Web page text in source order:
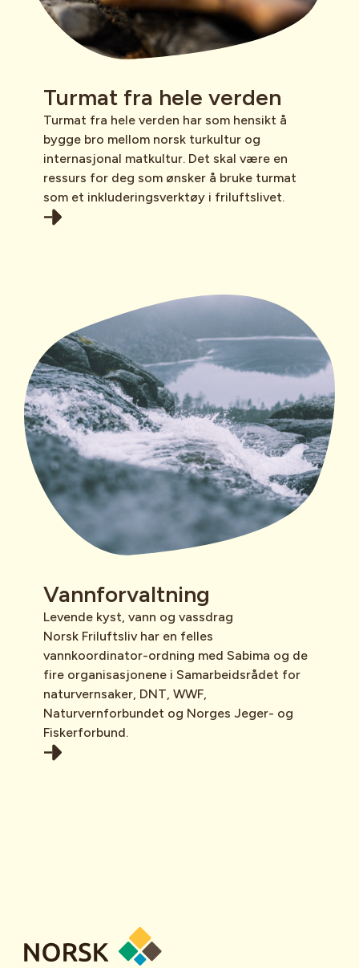
Turmat fra hele verden
Turmat fra hele verden har som hensikt å
bygge bro mellom norsk turkultur og
internasjonal matkultur. Det skal være en
ressurs for deg som ønsker å bruke turmat
som et inkluderingsverktøy i friluftslivet.
Vannforvaltning
Levende kyst, vann og vassdrag
Norsk Friluftsliv har en felles
vannkoordinator-ordning med Sabima og de
fire organisasjonene i Samarbeidsrådet for
naturvernsaker, DNT, WWF,
Naturvernforbundet og Norges Jeger- og
Fiskerforbund.